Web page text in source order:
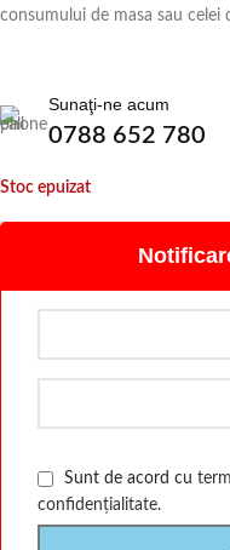
consumului de masa sau
Sunaţi-ne acum
0788 652 780
Stoc epuizat
Sunt de acord cu
confidențialitate.